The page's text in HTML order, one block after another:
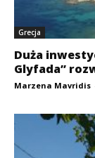
Grecja
Duża
Glyfada”
Marzena Mavridis